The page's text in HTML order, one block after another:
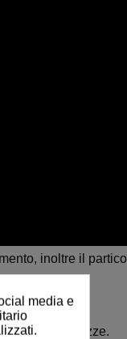
inoltre il
in cinque altezze.
media e